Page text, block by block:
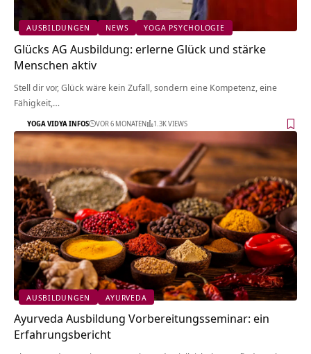
AUSBILDUNGEN NEWS YOGA PSYCHOLOGIE
Glücks AG Ausbildung: erlerne Glück und stärke
Menschen aktiv
Stell dir vor, Glück wäre kein Zufall, sondern eine Kompetenz, eine
Fähigkeit,…
YOGA VIDYA INFOS VOR 6 MONATEN 1.3K VIEWS
AUSBILDUNGEN AYURVEDA
Ayurveda Ausbildung Vorbereitungsseminar: ein
Erfahrungsbericht